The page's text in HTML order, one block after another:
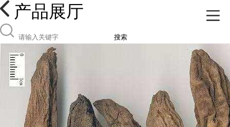
产品展厅
搜索